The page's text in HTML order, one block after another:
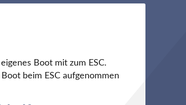
Boot mit zum ESC.
beim ESC aufgenommen